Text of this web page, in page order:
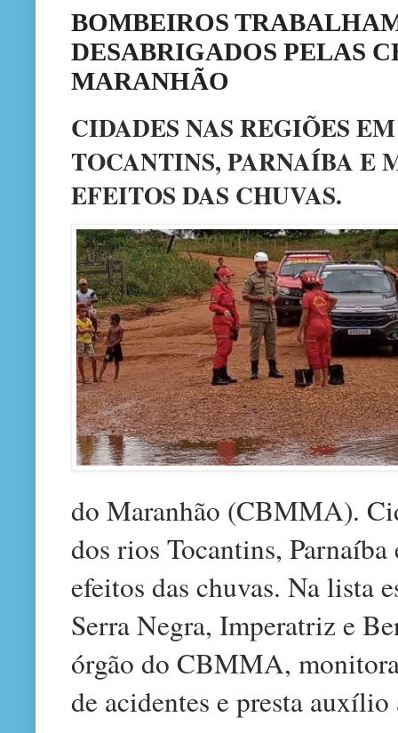
BOMBEIROS
DESABRIGADOS PELAS
MARANHÃO
CIDADES NAS REGIÕES
TOCANTINS, PARNAÍBA E
EFEITOS DAS CHUVAS.
do Maranhão (CBMMA).
dos rios Tocantins,
efeitos das chuvas. Na lista
Serra Negra, Imperatriz e
órgão do CBMMA,
de acidentes e presta auxílio